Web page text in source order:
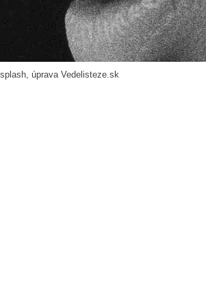
úprava Vedelisteze.sk